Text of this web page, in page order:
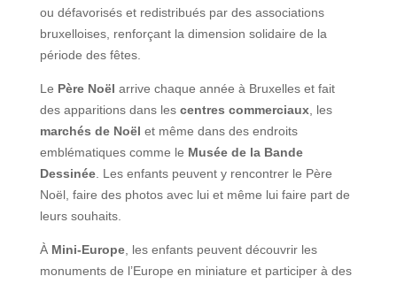
ou défavorisés et redistribués par des associations
bruxelloises, renforçant la dimension solidaire de la
période des fêtes.
Le Père Noël arrive chaque année à Bruxelles et fait
des apparitions dans les centres commerciaux, les
marchés de Noël et même dans des endroits
emblématiques comme le Musée de la Bande
Dessinée. Les enfants peuvent y rencontrer le Père
Noël, faire des photos avec lui et même lui faire part de
leurs souhaits.
À Mini-Europe, les enfants peuvent découvrir les
monuments de l’Europe en miniature et participer à des